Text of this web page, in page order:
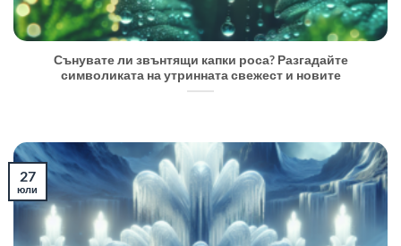
Сънувате ли звънтящи капки роса? Разгадайте
символиката на утринната свежест и новите
27
юли